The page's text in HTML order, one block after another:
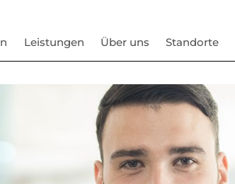
Leistungen Über uns Standorte